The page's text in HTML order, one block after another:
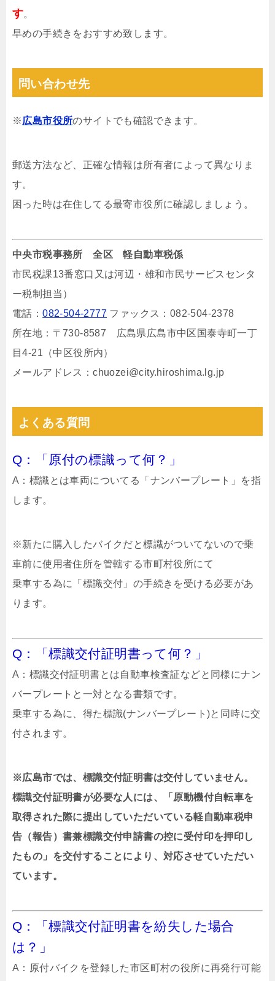
す。
早めの手続きをおすすめ致します。
問い合わせ先
※広島市役所のサイトでも確認できます。
郵送方法など、正確な情報は所有者によって異なりま
す。
困った時は在住してる最寄市役所に確認しましょう。
中央市税事務所 全区 軽自動車税係
市民税課13番窓口又は河辺・雄和市民サービスセンタ
ー税制担当）
電話：082-504-2777 ファックス：082-504-2378
所在地：〒730-8587 広島県広島市中区国泰寺町一丁
目4-21（中区役所内）
メールアドレス：chuozei@city.hiroshima.lg.jp
よくある質問
Q：「原付の標識って何？」
A：標識とは車両についてる「ナンバープレート」を指
します。
※新たに購入したバイクだと標識がついてないので乗
車前に使用者住所を管轄する市町村役所にて
乗車する為に「標識交付」の手続きを受ける必要があ
ります。
Q：「標識交付証明書って何？」
A：標識交付証明書とは自動車検査証などと同様にナン
バープレートと一対となる書類です。
乗車する為に、得た標識(ナンバープレート)と同時に交
付されます。
※広島市では、標識交付証明書は交付していません。
標識交付証明書が必要な人には、「原動機付自転車を
取得された際に提出していただいている軽自動車税申
告（報告）書兼標識交付申請書の控に受付印を押印し
たもの」を交付することにより、対応させていただい
ています。
Q：「標識交付証明書を紛失した場合
は？」
A：原付バイクを登録した市区町村の役所に再発行可能